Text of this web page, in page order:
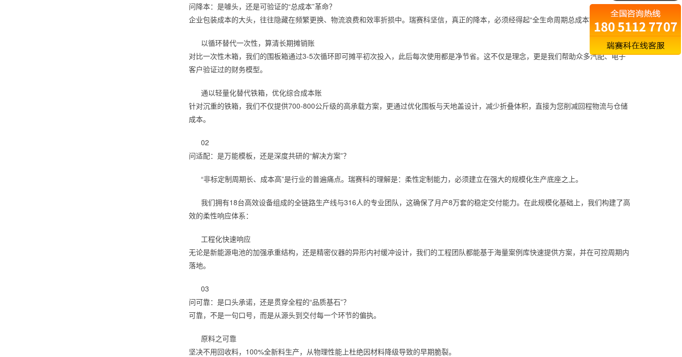
问降本：是噱头，还是可验证的“总成本”革命？
企业包装成本的大头，往往隐藏在频繁更换、物流浪费和效率折损中。瑞赛科坚信，真正的降本，必须经得起“全生命周期总成本”的核算。
以循环替代一次性，算清长期摊销账
对比一次性木箱，我们的围板箱通过3-5次循环即可摊平初次投入，此后每次使用都是净节省。这不仅是理念，更是我们帮助众多汽配、电子
客户验证过的财务模型。
通以轻量化替代铁箱，优化综合成本账
针对沉重的铁箱，我们不仅提供700-800公斤级的高承载方案，更通过优化围板与天地盖设计，减少折叠体积，直接为您削减回程物流与仓储
成本。
02
问适配：是万能模板，还是深度共研的“解决方案”？
“非标定制周期长、成本高”是行业的普遍痛点。瑞赛科的理解是：柔性定制能力，必须建立在强大的规模化生产底座之上。
我们拥有18台高效设备组成的全链路生产线与316人的专业团队，这确保了月产8万套的稳定交付能力。在此规模化基础上，我们构建了高
效的柔性响应体系：
工程化快速响应
无论是新能源电池的加强承重结构，还是精密仪器的异形内衬缓冲设计，我们的工程团队都能基于海量案例库快速提供方案，并在可控周期内
落地。
03
问可靠：是口头承诺，还是贯穿全程的“品质基石”？
可靠，不是一句口号，而是从源头到交付每一个环节的偏执。
原料之可靠
坚决不用回收料，100%全新料生产，从物理性能上杜绝因材料降级导致的早期脆裂。
可以介绍下你们的产品么？